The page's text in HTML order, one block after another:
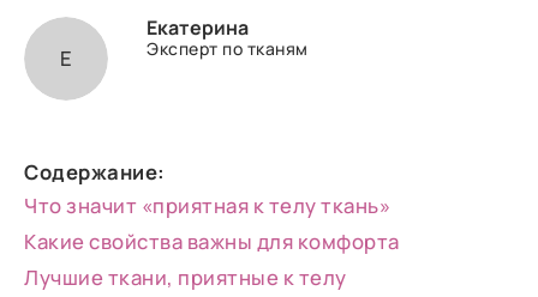
Е
Екатерина
Эксперт по тканям
Содержание:
Что значит «приятная к телу ткань»
Какие свойства важны для комфорта
Лучшие ткани, приятные к телу